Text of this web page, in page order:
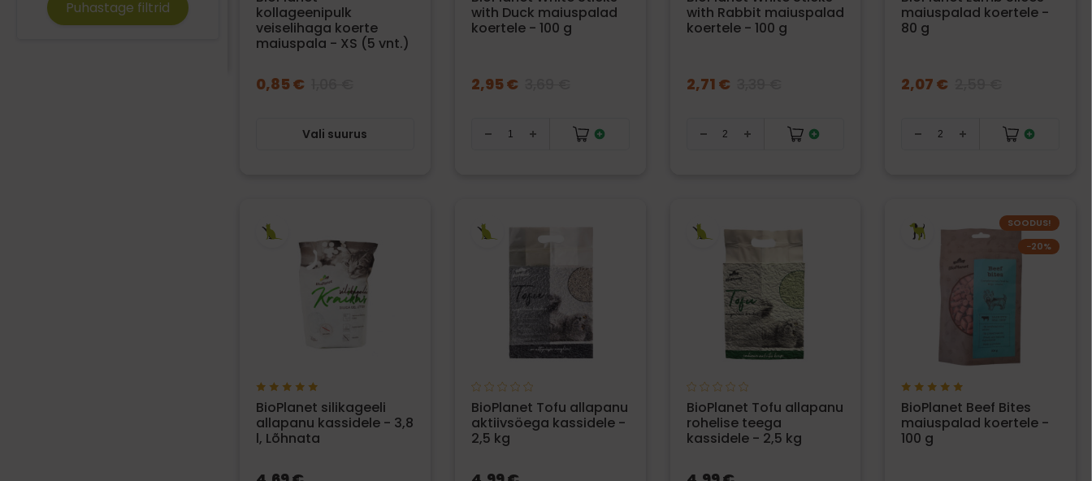
Puhastage filtrid
kollageenipulk
veiselihaga koerte
maiuspala - XS (5 vnt.)
0,85 €
Vali suurus
with Duck maiuspalad
koertele - 100 g
2,95 €
with Rabbit maiuspalad
koertele - 100 g
2,71 €
maiuspalad koertele -
80 g
2,07 €
BioPlanet silikageeli
allapanu kassidele - 3,8
l, Lõhnata
BioPlanet Tofu allapanu
aktiivsöega kassidele -
2,5 kg
BioPlanet Tofu allapanu
rohelise teega
kassidele - 2,5 kg
SOODUS!
−20%
BioPlanet Beef Bites
maiuspalad koertele -
100 g